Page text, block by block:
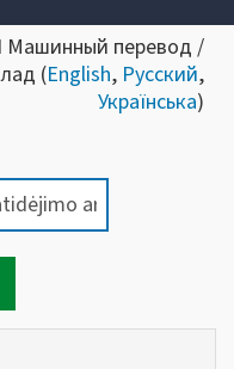
Машинный перевод /
(English, Русский,
Українська)